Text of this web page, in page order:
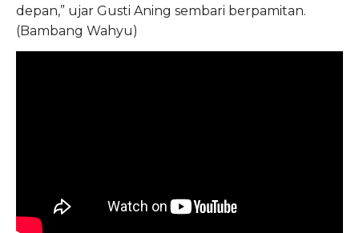
depan,” ujar Gusti Aning sembari berpamitan.
(Bambang Wahyu)